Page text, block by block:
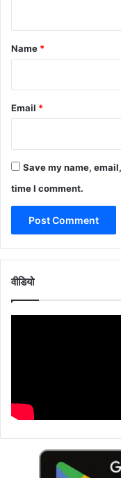
*
Name *
Email *
Save my name,
time I comment.
वीडियो